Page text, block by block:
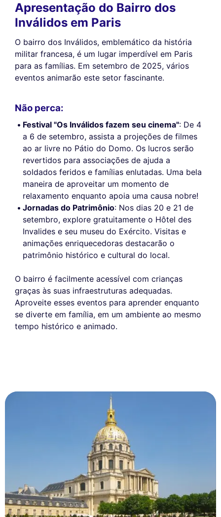
Apresentação do Bairro dos
Inválidos em Paris
O bairro dos Inválidos, emblemático da história
militar francesa, é um lugar imperdível em Paris
para as famílias. Em setembro de 2025, vários
eventos animarão este setor fascinante.
Não perca:
Festival "Os Inválidos fazem seu cinema": De 4
a 6 de setembro, assista a projeções de filmes
ao ar livre no Pátio do Domo. Os lucros serão
revertidos para associações de ajuda a
soldados feridos e famílias enlutadas. Uma bela
maneira de aproveitar um momento de
relaxamento enquanto apoia uma causa nobre!
Jornadas do Patrimônio: Nos dias 20 e 21 de
setembro, explore gratuitamente o Hôtel des
Invalides e seu museu do Exército. Visitas e
animações enriquecedoras destacarão o
patrimônio histórico e cultural do local.
O bairro é facilmente acessível com crianças
graças às suas infraestruturas adequadas.
Aproveite esses eventos para aprender enquanto
se diverte em família, em um ambiente ao mesmo
tempo histórico e animado.